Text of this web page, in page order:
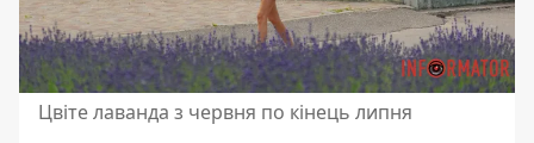
Цвіте лаванда з червня по кінець липня